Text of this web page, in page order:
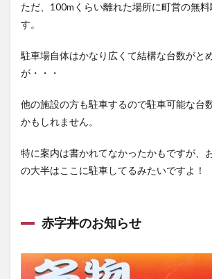
ただ、100mくらい離れた場所に町営の無料
す。
駐車場自体はかなり広くて結構な台数がと
が・・・
他の施設の方も駐車するので駐車可能な台
かもしれません。
特に案内は書かれてなかったかもですが、
の大半はここに駐車してるみたいですよ！
赤字丼のお知らせ